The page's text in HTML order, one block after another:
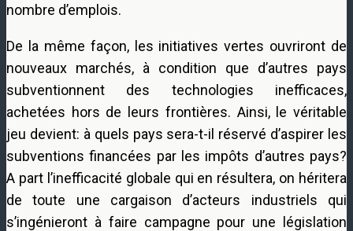
nombre d’emplois.
De la même façon, les initiatives vertes ouvriront de
nouveaux marchés, à condition que d’autres pays
subventionnent des technologies inefficaces,
achetées hors de leurs frontières. Ainsi, le véritable
jeu devient: à quels pays sera-t-il réservé d’aspirer les
subventions financées par les impôts d’autres pays?
A part l’inefficacité globale qui en résultera, on héritera
de toute une cargaison d’acteurs industriels qui
s’ingénieront à faire campagne pour une législation